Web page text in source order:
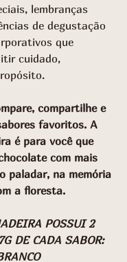
lembranças
de degustação
que
cuidado,
compartilhe e
favoritos. A
é para você que
com mais
paladar, na memória
a floresta.
POSSUI 2
DE CADA SABOR: